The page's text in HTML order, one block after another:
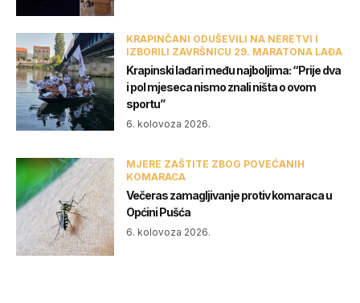
KRAPINČANI ODUŠEVILI NA NERETVI I
IZBORILI ZAVRŠNICU 29. MARATONA LAĐA
Krapinski lađari među najboljima: “Prije dva
i pol mjeseca nismo znali ništa o ovom
sportu”
6. kolovoza 2026.
MJERE ZAŠTITE ZBOG POVEĆANIH
KOMARACA
Večeras zamagljivanje protiv komaraca u
Općini Pušća
6. kolovoza 2026.